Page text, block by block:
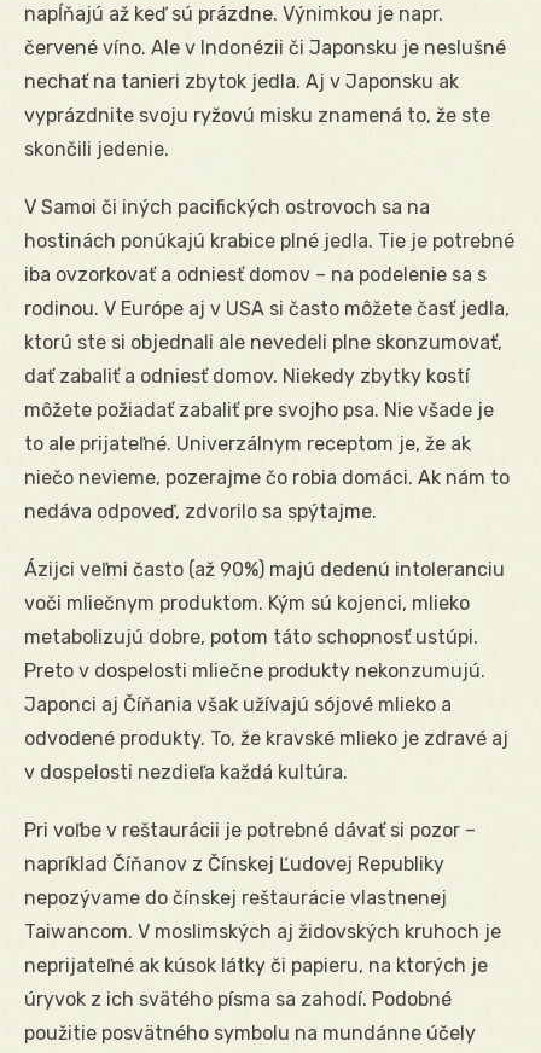
napĺňajú až keď sú prázdne. Výnimkou je napr.
červené víno. Ale v Indonézii či Japonsku je neslušné
nechať na tanieri zbytok jedla. Aj v Japonsku ak
vyprázdnite svoju ryžovú misku znamená to, že ste
skončili jedenie.
V Samoi či iných pacifických ostrovoch sa na
hostinách ponúkajú krabice plné jedla. Tie je potrebné
iba ovzorkovať a odniesť domov – na podelenie sa s
rodinou. V Európe aj v USA si často môžete časť jedla,
ktorú ste si objednali ale nevedeli plne skonzumovať,
dať zabaliť a odniesť domov. Niekedy zbytky kostí
môžete požiadať zabaliť pre svojho psa. Nie všade je
to ale prijateľné. Univerzálnym receptom je, že ak
niečo nevieme, pozerajme čo robia domáci. Ak nám to
nedáva odpoveď, zdvorilo sa spýtajme.
Ázijci veľmi často (až 90%) majú dedenú intoleranciu
voči mliečnym produktom. Kým sú kojenci, mlieko
metabolizujú dobre, potom táto schopnosť ustúpi.
Preto v dospelosti mliečne produkty nekonzumujú.
Japonci aj Číňania však užívajú sójové mlieko a
odvodené produkty. To, že kravské mlieko je zdravé aj
v dospelosti nezdieľa každá kultúra.
Pri voľbe v reštaurácii je potrebné dávať si pozor –
napríklad Číňanov z Čínskej Ľudovej Republiky
nepozývame do čínskej reštaurácie vlastnenej
Taiwancom. V moslimských aj židovských kruhoch je
neprijateľné ak kúsok látky či papieru, na ktorých je
úryvok z ich svätého písma sa zahodí. Podobné
použitie posvätného symbolu na mundánne účely